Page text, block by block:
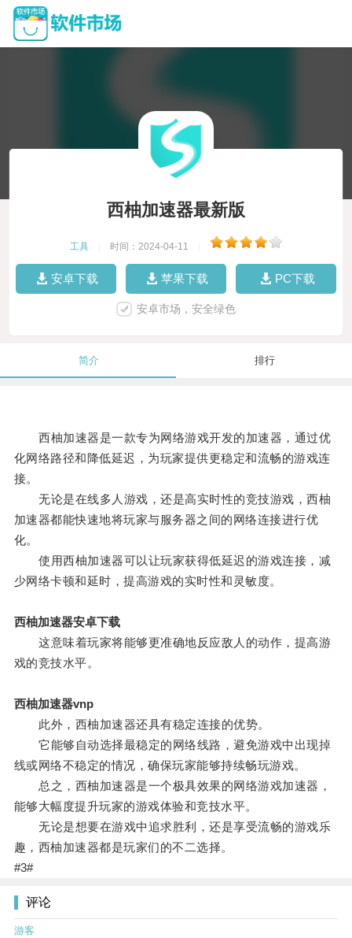
西柚加速器最新版
工具 时间：2024-04-11
安卓下载 苹果下载 PC下载
安卓市场，安全绿色
简介 排行
西柚加速器是一款专为网络游戏开发的加速器，通过优
化网络路径和降低延迟，为玩家提供更稳定和流畅的游戏连
接。
无论是在线多人游戏，还是高实时性的竞技游戏，西柚
加速器都能快速地将玩家与服务器之间的网络连接进行优
化。
使用西柚加速器可以让玩家获得低延迟的游戏连接，减
少网络卡顿和延时，提高游戏的实时性和灵敏度。
西柚加速器安卓下载
这意味着玩家将能够更准确地反应敌人的动作，提高游
戏的竞技水平。
西柚加速器vnp
此外，西柚加速器还具有稳定连接的优势。
它能够自动选择最稳定的网络线路，避免游戏中出现掉
线或网络不稳定的情况，确保玩家能够持续畅玩游戏。
总之，西柚加速器是一个极具效果的网络游戏加速器，
能够大幅度提升玩家的游戏体验和竞技水平。
无论是想要在游戏中追求胜利，还是享受流畅的游戏乐
趣，西柚加速器都是玩家们的不二选择。
#3#
评论
游客